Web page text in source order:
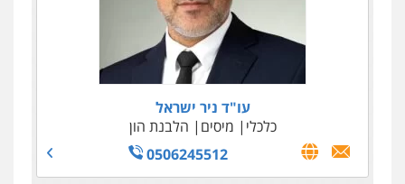
עו"ד ניר ישראל
כלכלי
מיסים
הלבנת הון
0506245512
עו"ד שאדי סרוג'י
צבאי
עורכי דין לענייני אסירים
0525450255
0523307111